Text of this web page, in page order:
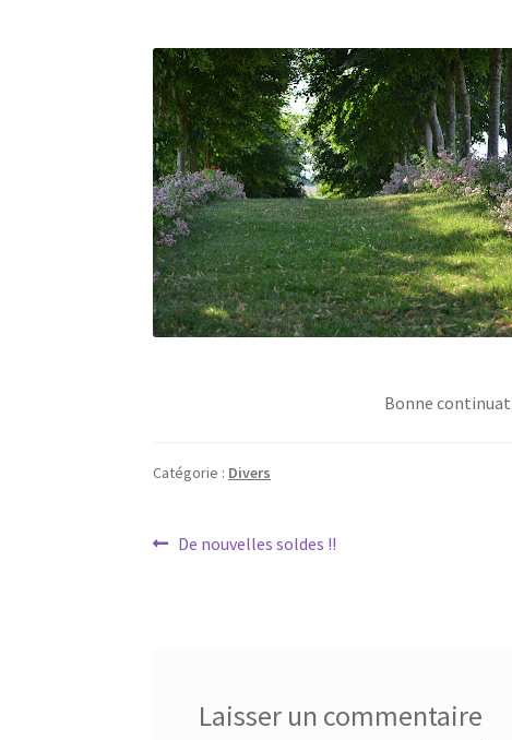
Bonne
Catégorie : Divers
Navigation
Article
De nouvelles soldes !!
Laisser un commentaire